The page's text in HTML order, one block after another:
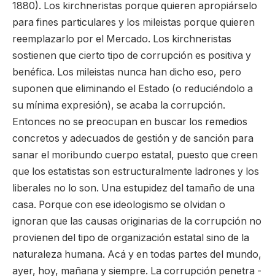
1880). Los kirchneristas porque quieren apropiárselo
para fines particulares y los mileistas porque quieren
reemplazarlo por el Mercado. Los kirchneristas
sostienen que cierto tipo de corrupción es positiva y
benéfica. Los mileistas nunca han dicho eso, pero
suponen que eliminando el Estado (o reduciéndolo a
su mínima expresión), se acaba la corrupción.
Entonces no se preocupan en buscar los remedios
concretos y adecuados de gestión y de sanción para
sanar el moribundo cuerpo estatal, puesto que creen
que los estatistas son estructuralmente ladrones y los
liberales no lo son. Una estupidez del tamaño de una
casa. Porque con ese ideologismo se olvidan o
ignoran que las causas originarias de la corrupción no
provienen del tipo de organización estatal sino de la
naturaleza humana. Acá y en todas partes del mundo,
ayer, hoy, mañana y siempre. La corrupción penetra -